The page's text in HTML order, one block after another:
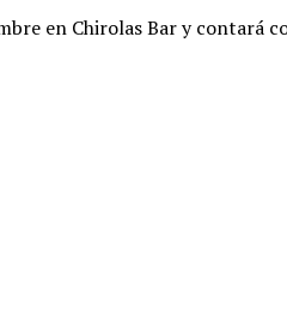
en Chirolas Bar y contará